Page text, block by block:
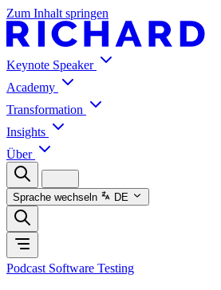
Zum Inhalt springen
Keynote Speaker
Academy
Transformation
Insights
Über
Sprache wechseln DE
Podcast Software Testing